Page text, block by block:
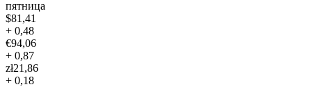
пятница
$81,41
+ 0,48
€94,06
+ 0,87
zł21,86
+ 0,18